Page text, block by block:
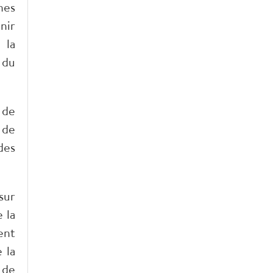
la
la
la